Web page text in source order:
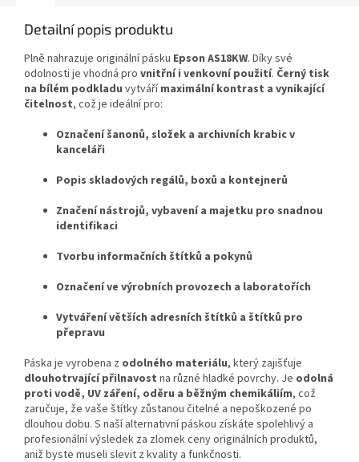
Detailní popis produktu
Plně nahrazuje originální pásku Epson AS18KW. Díky své
odolnosti je vhodná pro vnitřní i venkovní použití. Černý tisk
na bílém podkladu vytvářímaximální kontrast a vynikající
čitelnost, což je ideální pro:
Označení šanonů, složek a archivních krabic v
kanceláři
Popis skladových regálů, boxů a kontejnerů
Značení nástrojů, vybavení a majetku pro snadnou
identifikaci
Tvorbu informačních štítků a pokynů
Označení ve výrobních provozech a laboratořích
Vytváření větších adresních štítků a štítků pro
přepravu
Páska je vyrobena z odolného materiálu, který zajišťuje
dlouhotrvající přilnavost na různé hladké povrchy. Je odolná
proti vodě, UV záření, oděru a běžným chemikáliím, což
zaručuje, že vaše štítky zůstanou čitelné a nepoškozené po
dlouhou dobu. S naší alternativní páskou získáte spolehlivý a
profesionální výsledek za zlomek ceny originálních produktů,
aniž byste museli slevit z kvality a funkčnosti.